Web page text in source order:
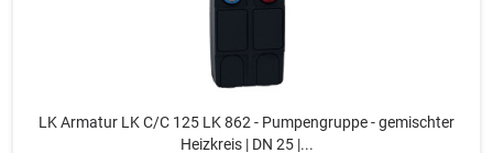
LK Armatur LK C/C 125 LK 862 - Pumpengruppe - gemischter
Heizkreis | DN 25 |...